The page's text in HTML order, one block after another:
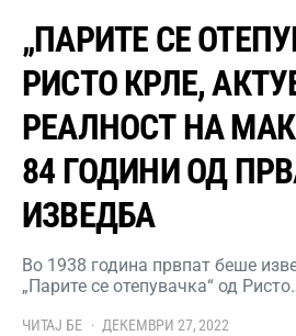
„ПАРИТЕ СЕ
РИСТО КРЛЕ,
РЕАЛНОСТ НА
84 ГОДИНИ ОД
ИЗВЕДБА
Во 1938 година првпат беше
„Парите се отепувачка“ од
ЧИТАЈ БЕ ДЕКЕМВРИ 27, 2022